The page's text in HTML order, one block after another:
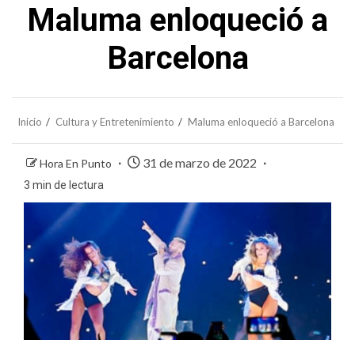
Maluma enloqueció a
Barcelona
Inicio Cultura y Entretenimiento Maluma enloqueció a Barcelona
Hora En Punto 31 de marzo de 2022
3 min de lectura